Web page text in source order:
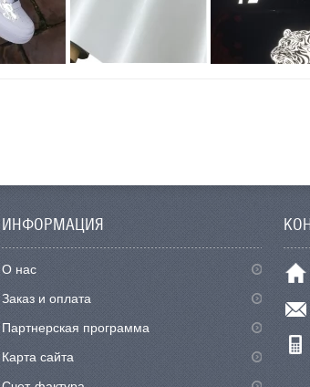
ИНФОРМАЦИЯ
О нас
Заказ и оплата
Партнерская программа
Карта сайта